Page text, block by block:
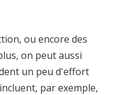
ou encore des
on peut aussi
un peu d'effort
par exemple,